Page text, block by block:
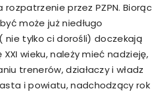
rozpatrzenie przez PZPN. Biorąc
może już niedługo
nie tylko ci dorośli) doczekają
wieku, należy mieć nadzieję,
trenerów, działaczy i władz
i powiatu, nadchodzący rok